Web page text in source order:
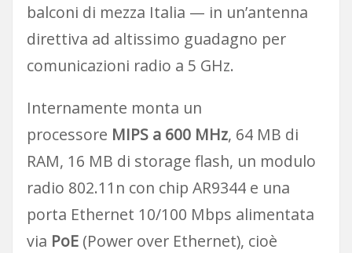
balconi di mezza Italia — in un’antenna
direttiva ad altissimo guadagno per
comunicazioni radio a 5 GHz.
Internamente monta un
processore MIPS a 600 MHz, 64 MB di
RAM, 16 MB di storage flash, un modulo
radio 802.11n con chip AR9344 e una
porta Ethernet 10/100 Mbps alimentata
via PoE(Power over Ethernet), cioè